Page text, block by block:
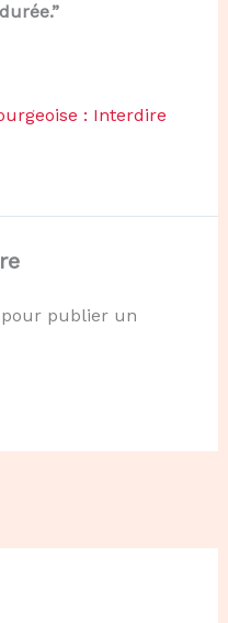
: Interdire
publier un